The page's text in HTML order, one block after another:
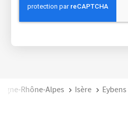
Rhône-Alpes Isère Eybens